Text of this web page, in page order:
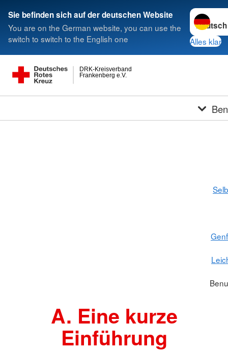
Sie befinden sich auf der deutschen Website
You are on the German website, you can use the
switch to switch to the English one
Sprache
Alles klar
Frankenberg e.V.
DRK-Kreisverband
A. Eine kurze
Einführung